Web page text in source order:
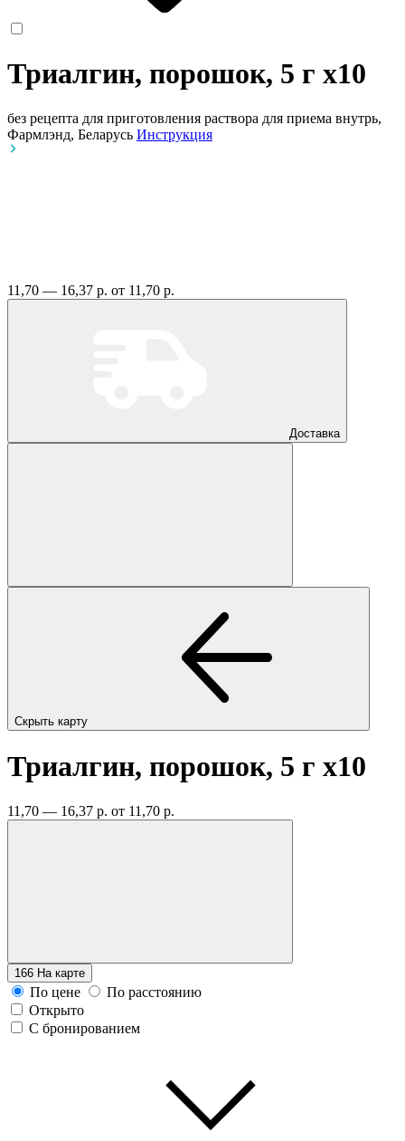
Триалгин, порошок, 5 г x10
без рецепта для приготовления раствора для приема внутрь,
Фармлэнд, Беларусь Инструкция
11,70 — 16,37 р. от 11,70 р.
Доставка
Скрыть карту
Триалгин, порошок, 5 г x10
11,70 — 16,37 р. от 11,70 р.
166 На карте
По цене
По расстоянию
Открыто
С бронированием